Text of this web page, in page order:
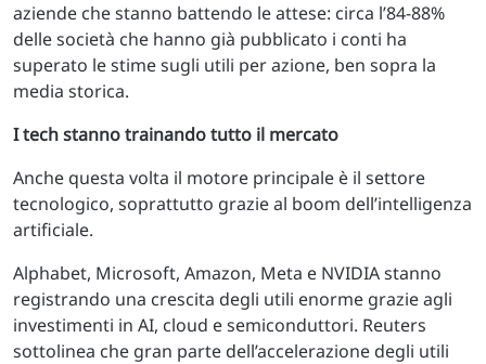
aziende che stanno battendo le attese: circa l’84-88%
delle società che hanno già pubblicato i conti ha
superato le stime sugli utili per azione, ben sopra la
media storica.
I tech stanno trainando tutto il mercato
Anche questa volta il motore principale è il settore
tecnologico, soprattutto grazie al boom dell’intelligenza
artificiale.
Alphabet, Microsoft, Amazon, Meta e NVIDIA stanno
registrando una crescita degli utili enorme grazie agli
investimenti in AI, cloud e semiconduttori. Reuters
sottolinea che gran parte dell’accelerazione degli utili